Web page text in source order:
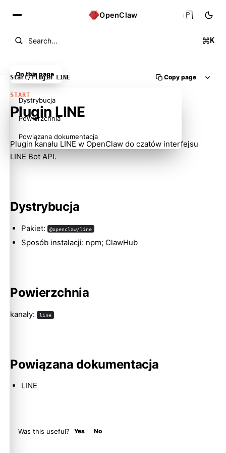
OpenClaw
Search... K
🇵🇱
Start/Plugin LINE Copy page
START
Plugin LINE
Plugin kanału LINE w OpenClaw do czatów interfejsu
LINE Bot API.
Dystrybucja
Pakiet: @openclaw/line
Sposób instalacji: npm; ClawHub
Powierzchnia
kanały: line
Powiązana dokumentacja
LINE
Was this useful? Yes No
On this page
Dystrybucja
Powierzchnia
Powiązana dokumentacja